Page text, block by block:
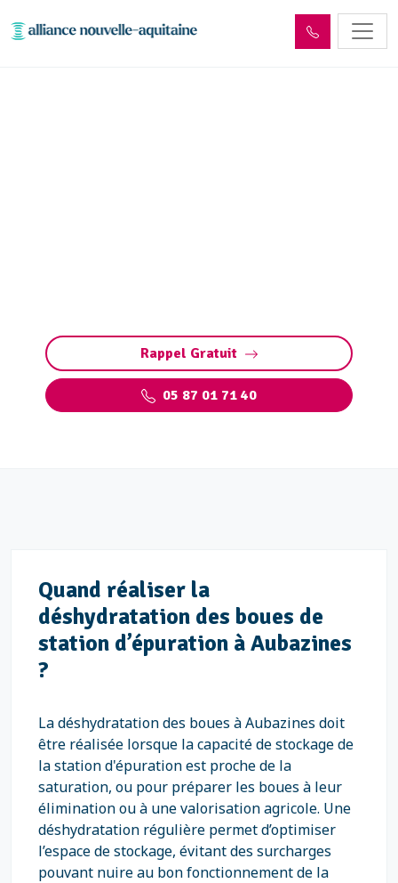
Rappel Gratuit
05 87 01 71 40
Quand réaliser la
déshydratation des boues de
station d’épuration à Aubazines
?
La déshydratation des boues à Aubazines doit
être réalisée lorsque la capacité de stockage de
la station d'épuration est proche de la
saturation, ou pour préparer les boues à leur
élimination ou à une valorisation agricole. Une
déshydratation régulière permet d’optimiser
l’espace de stockage, évitant des surcharges
pouvant nuire au bon fonctionnement de la